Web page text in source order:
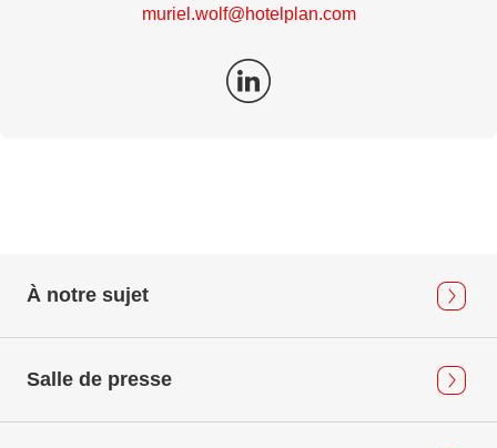
muriel.wolf@hotelplan.com
À notre sujet
Salle de presse